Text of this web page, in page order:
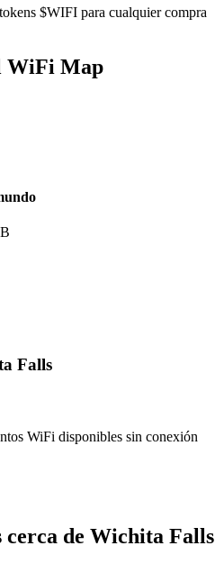
$WIFI para cualquier compra
WiFi Map
Falls
WiFi disponibles sin conexión
cerca de Wichita Falls